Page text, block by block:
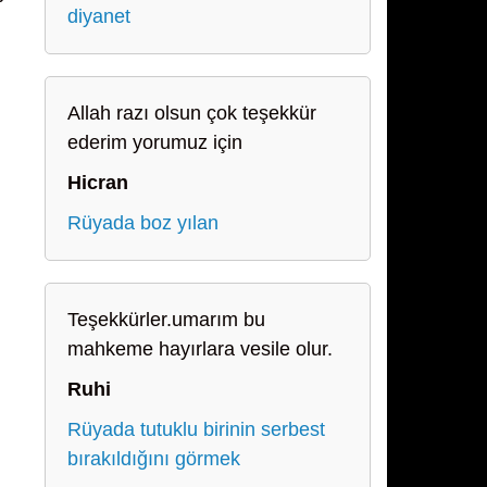
diyanet
Allah razı olsun çok teşekkür
ederim yorumuz için
Hicran
Rüyada boz yılan
Teşekkürler.umarım bu
mahkeme hayırlara vesile olur.
Ruhi
Rüyada tutuklu birinin serbest
bırakıldığını görmek